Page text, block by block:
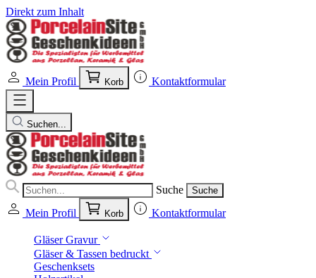
Direkt zum Inhalt
Mein Profil Korb Kontaktformular
Suchen...
Suche Suche
Mein Profil Korb Kontaktformular
Gläser Gravur
Gläser & Tassen bedruckt
Geschenksets